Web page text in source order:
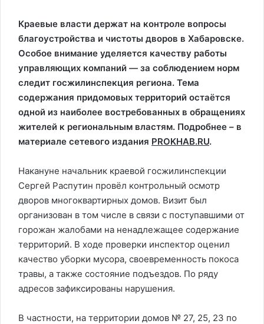
Краевые власти держат на контроле вопросы
благоустройства и чистоты дворов в Хабаровске.
Особое внимание уделяется качеству работы
управляющих компаний — за соблюдением норм
следит госжилинспекция региона. Тема
содержания придомовых территорий остаётся
одной из наиболее востребованных в обращениях
жителей к региональным властям. Подробнее – в
материале сетевого издания PROKHAB.RU.
Накануне начальник краевой госжилинспекции
Сергей Распутин провёл контрольный осмотр
дворов многоквартирных домов. Визит был
организован в том числе в связи с поступавшими от
горожан жалобами на ненадлежащее содержание
территорий. В ходе проверки инспектор оценил
качество уборки мусора, своевременность покоса
травы, а также состояние подъездов. По ряду
адресов зафиксированы нарушения.
В частности, на территории домов № 27, 25, 23 по